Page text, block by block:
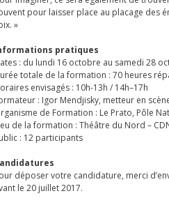
pour laisser place au placage des
»
pratiques
: du lundi 16 octobre au samedi 28
totale de la formation : 70 heures
envisagés : 10h-13h / 14h–17h
: Igor Mendjisky, metteur en
de Formation : Le Prato, Pôle
de la formation : Théâtre du Nord –
: 12 participants
déposer votre candidature, merci
le 20 juillet 2017.